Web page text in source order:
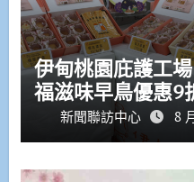
伊甸桃園庇護工
福滋味早鳥優惠9
新聞聯訪中心 8